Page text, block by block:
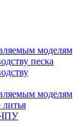
моделям
песка
моделям
ЧПУ